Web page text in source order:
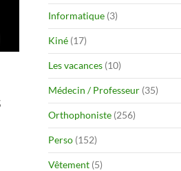
Informatique (3)
Kiné (17)
Les vacances (10)
Médecin / Professeur (35)
Orthophoniste (256)
Perso (152)
Vêtement (5)